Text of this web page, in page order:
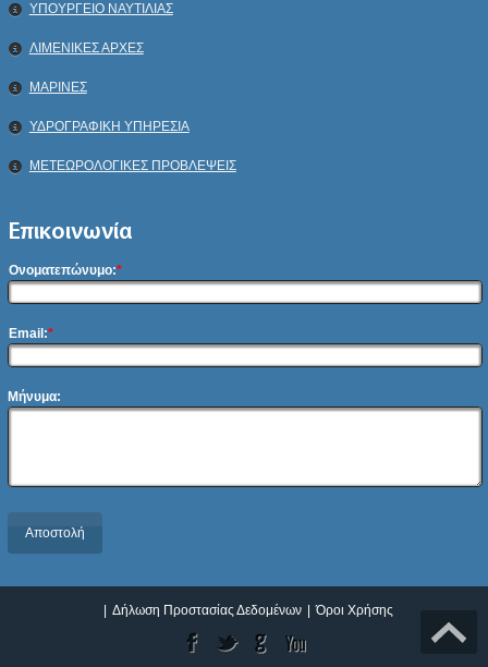
ΥΠΟΥΡΓΕΙΟ ΝΑΥΤΙΛΙΑΣ
ΛΙΜΕΝΙΚΕΣ ΑΡΧΕΣ
ΜΑΡΙΝΕΣ
ΥΔΡΟΓΡΑΦΙΚΗ ΥΠΗΡΕΣΙΑ
ΜΕΤΕΩΡΟΛΟΓΙΚΕΣ ΠΡΟΒΛΕΨΕΙΣ
Επικοινωνία
Ονοματεπώνυμο:*
Email:*
Μήνυμα:
Αποστολή
Δήλωση Προστασίας Δεδομένων Όροι Χρήσης